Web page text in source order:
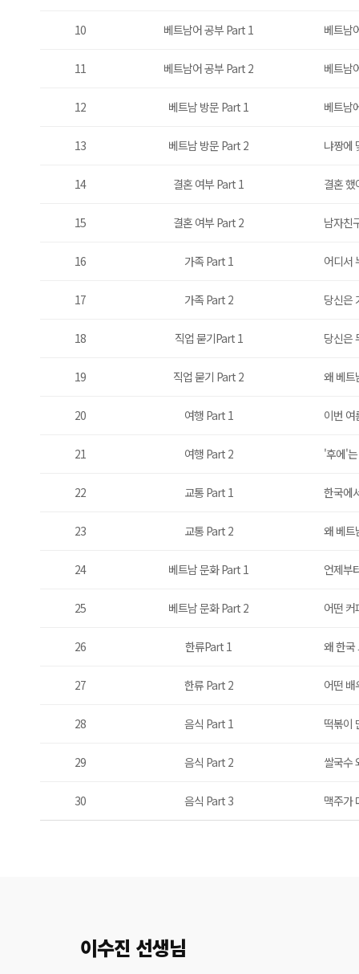
10 베트남어 공부 Part 1 베트남
11 베트남어 공부 Part 2 베트남
12 베트남 방문 Part 1 베트남
13 베트남 방문 Part 2 냐짱에
14 결혼 여부 Part 1 결혼 했
15 결혼 여부 Part 2 남자친
16 가족 Part 1 어디서
17 가족 Part 2 당신은
18 직업 묻기Part 1 당신은
19 직업 묻기 Part 2 왜 베트
20 여행 Part 1 이번 여
21 여행 Part 2 '후에'
22 교통 Part 1 한국에
23 교통 Part 2 왜 베트
24 베트남 문화 Part 1 언제부
25 베트남 문화 Part 2 어떤 커
26 한류Part 1 왜 한국
27 한류 Part 2 어떤 배
28 음식 Part 1 떡볶이
29 음식 Part 2 쌀국수
30 음식 Part 3 맥주가
이수진 선생님